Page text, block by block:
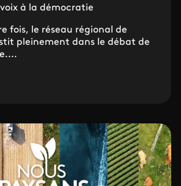
à la démocratie
fois, le réseau régional de
pleinement dans le débat de